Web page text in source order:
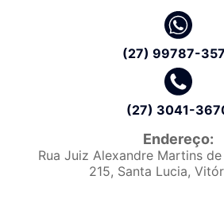
(27) 99787-
(27) 3041-
Endereço:
Rua Juiz Alexandre Martins
215, Santa Lucia,